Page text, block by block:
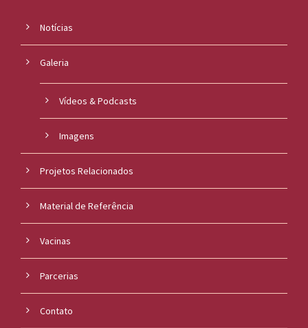
Notícias
Galeria
Vídeos & Podcasts
Imagens
Projetos Relacionados
Material de Referência
Vacinas
Parcerias
Contato